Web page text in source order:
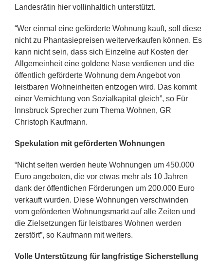
Landesrätin hier vollinhaltlich unterstützt.
“Wer einmal eine geförderte Wohnung kauft, soll diese
nicht zu Phantasiepreisen weiterverkaufen können. Es
kann nicht sein, dass sich Einzelne auf Kosten der
Allgemeinheit eine goldene Nase verdienen und die
öffentlich geförderte Wohnung dem Angebot von
leistbaren Wohneinheiten entzogen wird. Das kommt
einer Vernichtung von Sozialkapital gleich”, so Für
Innsbruck Sprecher zum Thema Wohnen, GR
Christoph Kaufmann.
Spekulation mit geförderten Wohnungen
“Nicht selten werden heute Wohnungen um 450.000
Euro angeboten, die vor etwas mehr als 10 Jahren
dank der öffentlichen Förderungen um 200.000 Euro
verkauft wurden. Diese Wohnungen verschwinden
vom geförderten Wohnungsmarkt auf alle Zeiten und
die Zielsetzungen für leistbares Wohnen werden
zerstört”, so Kaufmann mit weiters.
Volle Unterstützung für langfristige Sicherstellung